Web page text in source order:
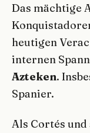
Das mächtige
heutigen
internen
Azteken.
Spanier.
Als Cortés